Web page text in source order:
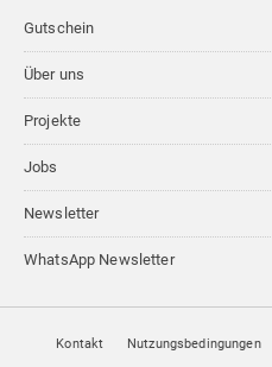
Gutschein
Über uns
Projekte
Jobs
Newsletter
WhatsApp Newsletter
Kontakt Nutzungsbedingungen